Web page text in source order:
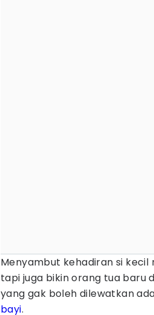
Menyambut kehadiran si kecil
tapi juga bikin orang tua baru
yang gak boleh dilewatkan
bayi.